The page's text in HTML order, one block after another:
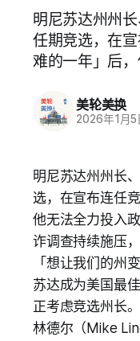
明尼苏达州州
任期竞选，在
难的一年」后
美轮美换
2026年1月5
明尼苏达州州长
选，在宣布连任
他无法全力投入
诈调查持续施压
「想让我们的州
苏达成为美国最
正考虑竞选州长
林德尔（Mike